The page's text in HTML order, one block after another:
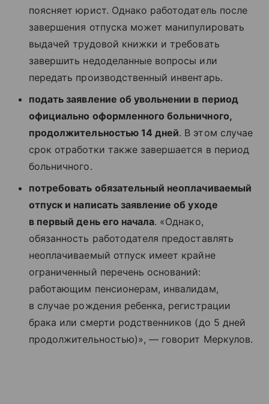
поясняет юрист. Однако работодатель после
завершения отпуска может манипулировать
выдачей трудовой книжки и требовать
завершить недоделанные вопросы или
передать производственный инвентарь.
подать заявление об увольнении в период
официально оформленного больничного,
продолжительностью 14 дней. В этом случае
срок отработки также завершается в период
больничного.
потребовать обязательный неоплачиваемый
отпуск и написать заявление об уходе
в первый день его начала. «Однако,
обязанность работодателя предоставлять
неоплачиваемый отпуск имеет крайне
ограниченный перечень оснований:
работающим пенсионерам, инвалидам,
в случае рождения ребенка, регистрации
брака или смерти родственников (до 5 дней
продолжительностью)», — говорит Меркулов.